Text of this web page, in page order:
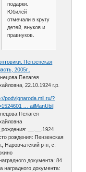
подарки.
Юбилей
отмечали в кругу
детей, внуков и
правнуков.
Пензенская
2005г..
Пелагея
22.10.1924 г.р.
podvignaroda.mil.ru/?
… ailManUbil
Пелагея
рождения: __.__.1924
рождения: Пензенская
Наровчатский р-н, с.
документа: 84
наградного документа: